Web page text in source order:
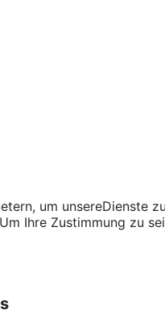
um unsereDienste
Ihre Zustimmung zu